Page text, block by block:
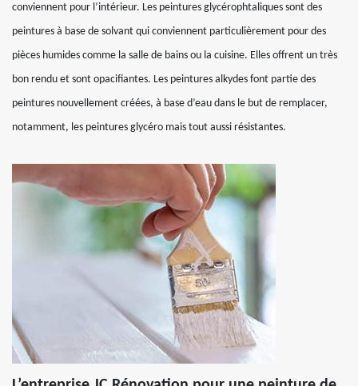
conviennent pour l’intérieur. Les peintures glycérophtaliques sont des
peintures à base de solvant qui conviennent particulièrement pour des
pièces humides comme la salle de bains ou la cuisine. Elles offrent un très
bon rendu et sont opacifiantes. Les peintures alkydes font partie des
peintures nouvellement créées, à base d’eau dans le but de remplacer,
notamment, les peintures glycéro mais tout aussi résistantes.